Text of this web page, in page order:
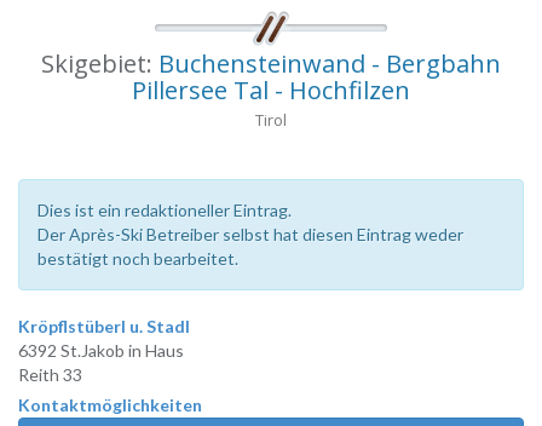
Skigebiet: Buchensteinwand - Bergbahn
Pillersee Tal - Hochfilzen
Tirol
Dies ist ein redaktioneller Eintrag.
Der Après-Ski Betreiber selbst hat diesen Eintrag weder
bestätigt noch bearbeitet.
Kröpflstüberl u. Stadl
6392 St.Jakob in Haus
Reith 33
Kontaktmöglichkeiten